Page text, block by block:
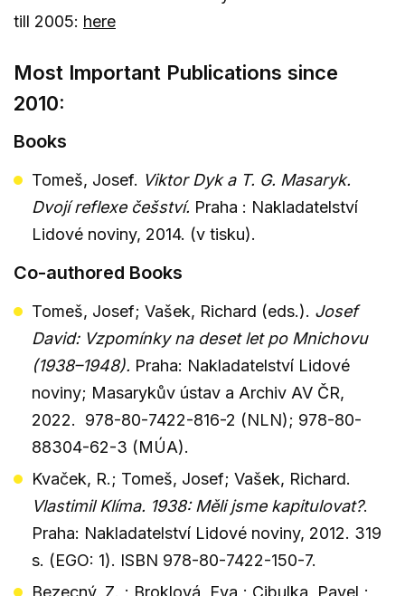
till 2005: here
Most Important Publications since
2010:
Books
Tomeš, Josef. Viktor Dyk a T. G. Masaryk.
Dvojí reflexe češství. Praha : Nakladatelství
Lidové noviny, 2014. (v tisku).
Co-authored Books
Tomeš, Josef; Vašek, Richard (eds.). Josef
David: Vzpomínky na deset let po Mnichovu
(1938–1948). Praha: Nakladatelství Lidové
noviny; Masarykův ústav a Archiv AV ČR,
2022. 978-80-7422-816-2 (NLN); 978-80-
88304-62-3 (MÚA).
Kvaček, R.; Tomeš, Josef; Vašek, Richard.
Vlastimil Klíma. 1938: Měli jsme kapitulovat?.
Praha: Nakladatelství Lidové noviny, 2012. 319
s. (EGO: 1). ISBN 978-80-7422-150-7.
Bezecný, Z. ; Broklová, Eva ; Cibulka, Pavel ;